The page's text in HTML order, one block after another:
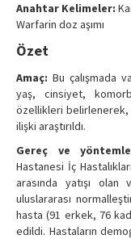
Anahtar Kelimeler:
Warfarin doz aşımı
Özet
Amaç: Bu çalışmada
yaş, cinsiyet,
özellikleri belirlenerek,
ilişki araştırıldı.
Gereç ve
Hastanesi İç
arasında yatışı
uluslararası
hasta (91 erkek, 76
edildi. Hastaların